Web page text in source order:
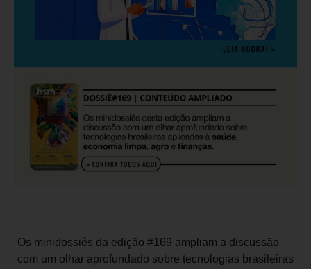
Os minidossiês da edição #169 ampliam a discussão
com um olhar aprofundado sobre tecnologias brasileiras